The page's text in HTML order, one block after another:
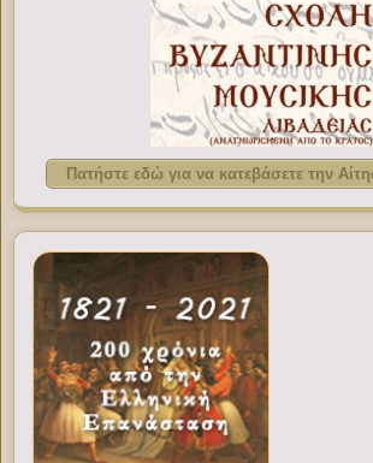
Πατήστε εδώ για να κατεβάσετε την